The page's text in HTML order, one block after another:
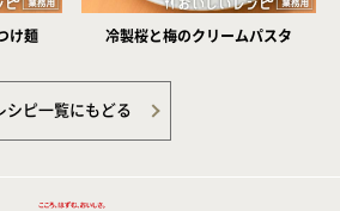
け麺 冷製桜と梅のクリームパスタ
シピ一覧にもどる